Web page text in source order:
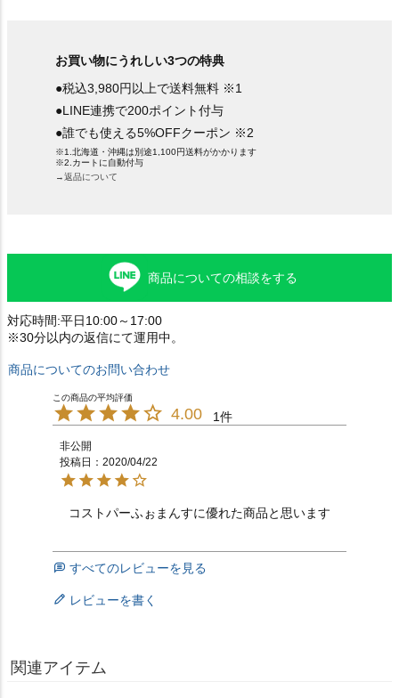
お買い物にうれしい3つの特典
●税込3,980円以上で送料無料 ※1
●LINE連携で200ポイント付与
●誰でも使える5%OFFクーポン ※2
※1.北海道・沖縄は別途1,100円送料がかかります
※2.カートに自動付与
→返品について
商品についての相談をする
対応時間:平日10:00～17:00
※30分以内の返信にて運用中。
商品についてのお問い合わせ
4.00 1
非公開
投稿日
2020/04/22
コストパーふぉまんすに優れた商品と思います
すべてのレビューを見る
レビューを書く
関連アイテム